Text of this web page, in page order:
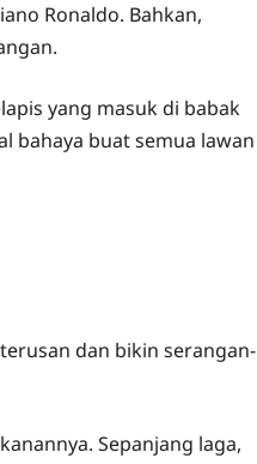
Ronaldo. Bahkan,
yang masuk di babak
bahaya buat semua lawan
dan bikin serangan-
Sepanjang laga,